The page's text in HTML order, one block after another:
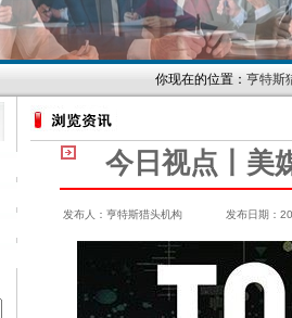
你现在的位置： 亨特斯
今日视点丨美
发布人：亨特斯猎头机构 发布日期：